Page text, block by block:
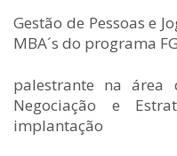
Gestão de Pessoas e
MBA´s do programa
palestrante na área
Negociação e
implantação